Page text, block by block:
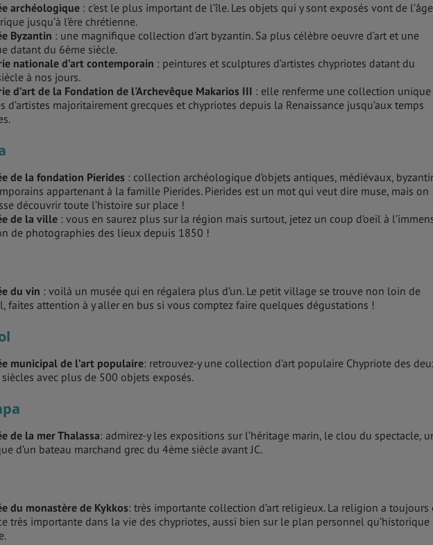
archéologique : c’est le plus important de l’île. Les objets qui y sont exposés vont de l’âge
jusqu’à l’ère chrétienne.
Byzantin : une magnifique collection d’art byzantin. Sa plus célèbre oeuvre d’art et une
datant du 6ème siècle.
nationale d’art contemporain : peintures et sculptures d’artistes chypriotes datant du
à nos jours.
d’art de la Fondation de l'Archevêque Makarios III : elle renferme une collection unique
d’artistes majoritairement grecques et chypriotes depuis la Renaissance jusqu’aux temps
de la fondation Pierides : collection archéologique d’objets antiques, médiévaux,
appartenant à la famille Pierides. Pierides est un mot qui veut dire muse, mais on
découvrir toute l’histoire sur place !
de la ville : vous en saurez plus sur la région mais surtout, jetez un coup d’oeil à
de photographies des lieux depuis 1850 !
du vin : voilà un musée qui en régalera plus d’un. Le petit village se trouve non loin de
faites attention à y aller en bus si vous comptez faire quelques dégustations !
municipal de l’art populaire: retrouvez-y une collection d’art populaire Chypriote des
avec plus de 500 objets exposés.
de la mer Thalassa: admirez-y les expositions sur l’héritage marin, le clou du spectacle,
d’un bateau marchand grec du 4ème siècle avant JC.
du monastère de Kykkos: très importante collection d’art religieux. La religion a toujours
très importante dans la vie des chypriotes, aussi bien sur le plan personnel qu’historique